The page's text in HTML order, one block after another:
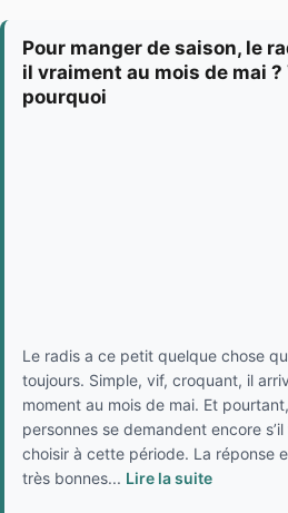
Pour manger de saison, le
il vraiment au mois de mai ?
pourquoi
Le radis a ce petit quelque chose
toujours. Simple, vif, croquant, il
moment au mois de mai. Et
personnes se demandent encore
choisir à cette période. La réponse
très bonnes... Lire la suite